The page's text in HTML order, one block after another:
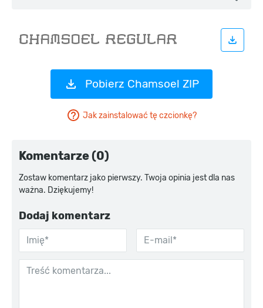
Pobierz Chamsoel ZIP
Jak zainstalować tę czcionkę?
Komentarze (0)
Zostaw komentarz jako pierwszy. Twoja opinia jest dla nas
ważna. Dziękujemy!
Dodaj komentarz